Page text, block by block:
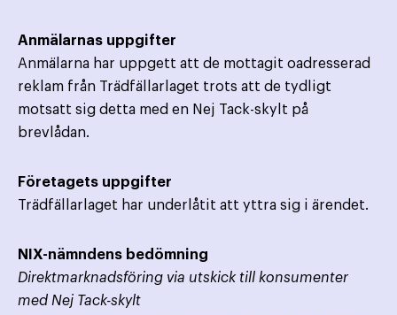
Anmälarnas uppgifter
Anmälarna har uppgett att de mottagit oadresserad
reklam från Trädfällarlaget trots att de tydligt
motsatt sig detta med en Nej Tack-skylt på
brevlådan.
Företagets uppgifter
Trädfällarlaget har underlåtit att yttra sig i ärendet.
NIX-nämndens bedömning
Direktmarknadsföring via utskick till konsumenter
med Nej Tack-skylt